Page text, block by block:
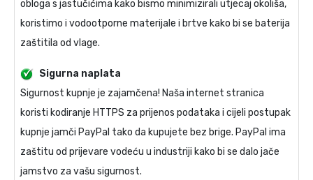
obloga s jastučićima kako bismo minimizirali utjecaj okoliša,
koristimo i vodootporne materijale i brtve kako bi se baterija
zaštitila od vlage.
Sigurna naplata
Sigurnost kupnje je zajamčena! Naša internet stranica
koristi kodiranje HTTPS za prijenos podataka i cijeli postupak
kupnje jamči PayPal tako da kupujete bez brige. PayPal ima
zaštitu od prijevare vodeću u industriji kako bi se dalo jače
jamstvo za vašu sigurnost.